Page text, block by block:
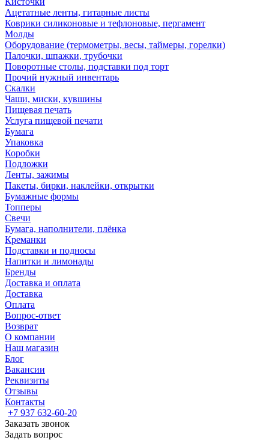
Ацетатные ленты, гитарные листы
Коврики силиконовые и тефлоновые, пергамент
Молды
Оборудование (термометры, весы, таймеры, горелки)
Палочки, шпажки, трубочки
Поворотные столы, подставки под торт
Прочий нужный инвентарь
Скалки
Чаши, миски, кувшины
Пищевая печать
Услуга пищевой печати
Бумага
Упаковка
Коробки
Подложки
Ленты, зажимы
Пакеты, бирки, наклейки, открытки
Бумажные формы
Топперы
Свечи
Бумага, наполнители, плёнка
Креманки
Подставки и подносы
Напитки и лимонады
Бренды
Доставка и оплата
Доставка
Оплата
Вопрос-ответ
Возврат
О компании
Наш магазин
Блог
Вакансии
Реквизиты
Отзывы
Контакты
+7 937 632-60-20
Заказать звонок
Задать вопрос